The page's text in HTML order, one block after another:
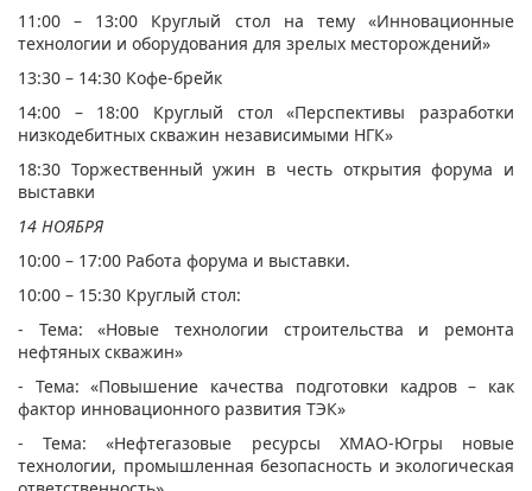
11:00 – 13:00 Круглый стол на тему «Инновационные
технологии и оборудования для зрелых месторождений»
13:30 – 14:30 Кофе-брейк
14:00 – 18:00 Круглый стол «Перспективы разработки
низкодебитных скважин независимыми НГК»
18:30 Торжественный ужин в честь открытия форума и
выставки
​14 НОЯБРЯ
10:00 – 17:00 Работа форума и выставки.
10:00 – 15:30 Круглый стол:
- Тема: «Новые технологии строительства и ремонта
нефтяных скважин»
- Тема: «Повышение качества подготовки кадров – как
фактор инновационного развития ТЭК»
- Тема: «Нефтегазовые ресурсы ХМАО-Югры новые
технологии, промышленная безопасность и экологическая